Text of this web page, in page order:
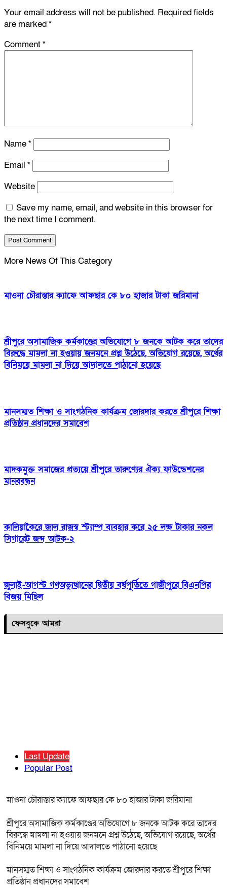
Your email address will not be published. Required fields
are marked*
Comment*
Name*
Email *
Website
Save my name, email, and website in this browser for
the next time I comment.
More News Of This Category
মাওনা চৌরাস্তার ক্যাফে আফছার কে ৮০ হাজার টাকা জরিমানা
শ্রীপুরে অসামাজিক কর্মকাণ্ডের অভিযোগে ৮ জনকে আটক করে তাদের
বিরুদ্ধে মামলা না হওয়ায় জনমনে প্রশ্ন উঠেছে, অভিযোগ রয়েছে, অর্থের
বিনিময়ে মামলা না দিয়ে আদালতে পাঠানো হয়েছে
মানসম্মত শিক্ষা ও সাংগঠনিক কার্যক্রম জোরদার করতে শ্রীপুরে শিক্ষা
প্রতিষ্ঠান প্রধানদের সমাবেশ
মাদকমুক্ত সমাজের প্রত্যয়ে শ্রীপুরে তারুণ্যের ঐক্য ফাউন্ডেশনের
মানববন্ধন
কালিয়াকৈরে জাল রাজস্ব স্ট্যাম্প ব্যবহার করে ২৫ লক্ষ টাকার নকল
সিগারেট জব্দ আটক-২
জুলাই-আগস্ট গণঅভ্যুত্থানের দ্বিতীয় বর্ষপূর্তিতে গাজীপুরে বিএনপির
বিজয় মিছিল
ফেসবুকে আমরা
Last Update
Popular Post
মাওনা চৌরাস্তার ক্যাফে আফছার কে ৮০ হাজার টাকা জরিমানা
শ্রীপুরে অসামাজিক কর্মকাণ্ডের অভিযোগে ৮ জনকে আটক করে তাদের
বিরুদ্ধে মামলা না হওয়ায় জনমনে প্রশ্ন উঠেছে, অভিযোগ রয়েছে, অর্থের
বিনিময়ে মামলা না দিয়ে আদালতে পাঠানো হয়েছে
মানসম্মত শিক্ষা ও সাংগঠনিক কার্যক্রম জোরদার করতে শ্রীপুরে শিক্ষা
প্রতিষ্ঠান প্রধানদের সমাবেশ